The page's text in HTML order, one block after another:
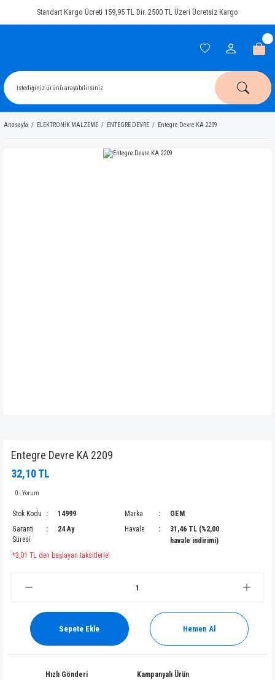
Standart Kargo Ücreti 159,95 TL Dir. 2500 TL Üzeri Ücretsiz Kargo
Anasayfa ELEKTRONİK MALZEME ENTEGRE DEVRE Entegre Devre KA 2209
Entegre Devre KA 2209
32,10 TL
0 - Yorum
Stok Kodu 14999 Marka
OEM
Garanti
Süresi
24 Ay Havale
31,46 TL (%2,00
havale indirimi)
*3,01 TL den başlayan taksitlerle!
Sepete Ekle Hemen Al
Hızlı Gönderi Kampanyalı Ürün